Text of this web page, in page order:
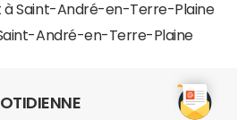
à Saint-André-en-Terre-Plaine
Saint-André-en-Terre-Plaine